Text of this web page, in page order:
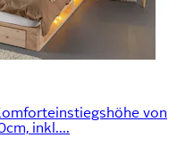
von
inkl....